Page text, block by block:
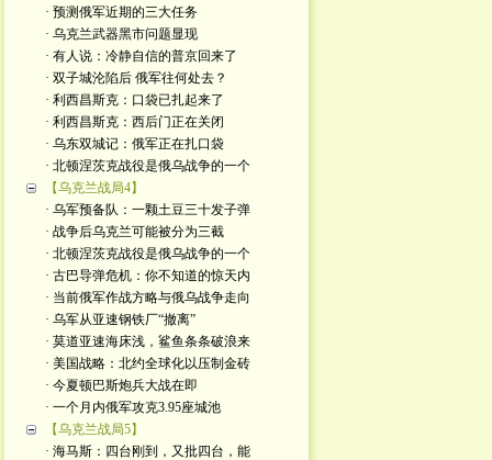
· 预测俄军近期的三大任务
· 乌克兰武器黑市问题显现
· 有人说：冷静自信的普京回来了
· 双子城沦陷后 俄军往何处去？
· 利西昌斯克：口袋已扎起来了
· 利西昌斯克：西后门正在关闭
· 乌东双城记：俄军正在扎口袋
· 北顿涅茨克战役是俄乌战争的一个
【乌克兰战局4】
· 乌军预备队：一颗土豆三十发子弹
· 战争后乌克兰可能被分为三截
· 北顿涅茨克战役是俄乌战争的一个
· 古巴导弹危机：你不知道的惊天内
· 当前俄军作战方略与俄乌战争走向
· 乌军从亚速钢铁厂“撤离”
· 莫道亚速海床浅，鲨鱼条条破浪来
· 美国战略：北约全球化以压制金砖
· 今夏顿巴斯炮兵大战在即
· 一个月内俄军攻克3.95座城池
【乌克兰战局5】
· 海马斯：四台刚到，又批四台，能